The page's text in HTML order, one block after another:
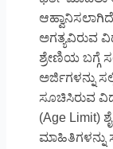
ಅಗತ್ಯವಿರುವ
ಶ್ರೇಣಿಯ ಬಗ್ಗೆ
ಅರ್ಜಿಗಳನ್ನು
ಸೂಚಿಸಿರುವ
(Age Limit)